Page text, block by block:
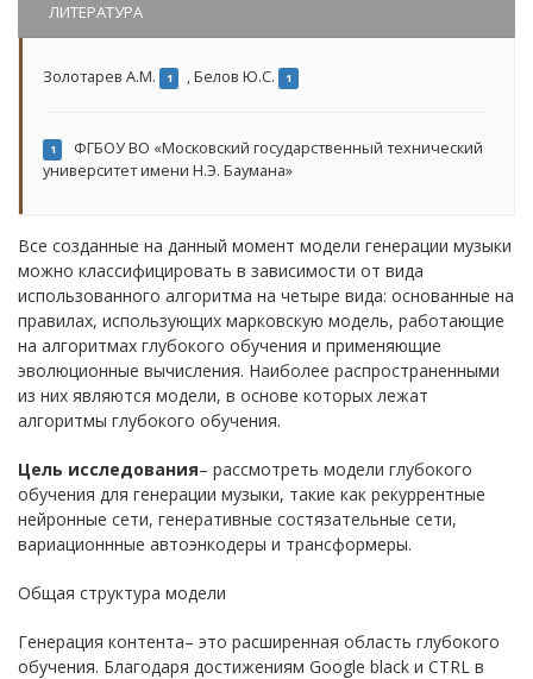
ЛИТЕРАТУРА
Золотарев А.М. 1 ,Белов Ю.С. 1
1
ФГБОУ ВО «Московский государственный технический
университет имени Н.Э. Баумана»
Все созданные на данный момент модели генерации музыки
можно классифицировать в зависимости от вида
использованного алгоритма на четыре вида: основанные на
правилах, использующих марковскую модель, работающие
на алгоритмах глубокого обучения и применяющие
эволюционные вычисления. Наиболее распространенными
из них являются модели, в основе которых лежат
алгоритмы глубокого обучения.
Цель исследования– рассмотреть модели глубокого
обучения для генерации музыки, такие как рекуррентные
нейронные сети, генеративные состязательные сети,
вариационнные автоэнкодеры и трансформеры.
Общая структура модели
Генерация контента– это расширенная область глубокого
обучения. Благодаря достижениям Google black и CTRL в